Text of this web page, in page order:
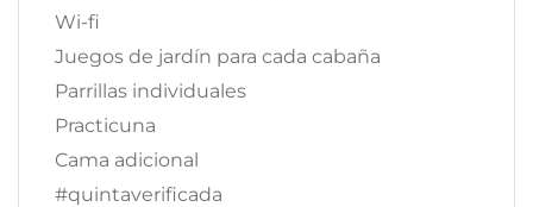
Wi-fi
Juegos de jardín para cada cabaña
Parrillas individuales
Practicuna
Cama adicional
#quintaverificada